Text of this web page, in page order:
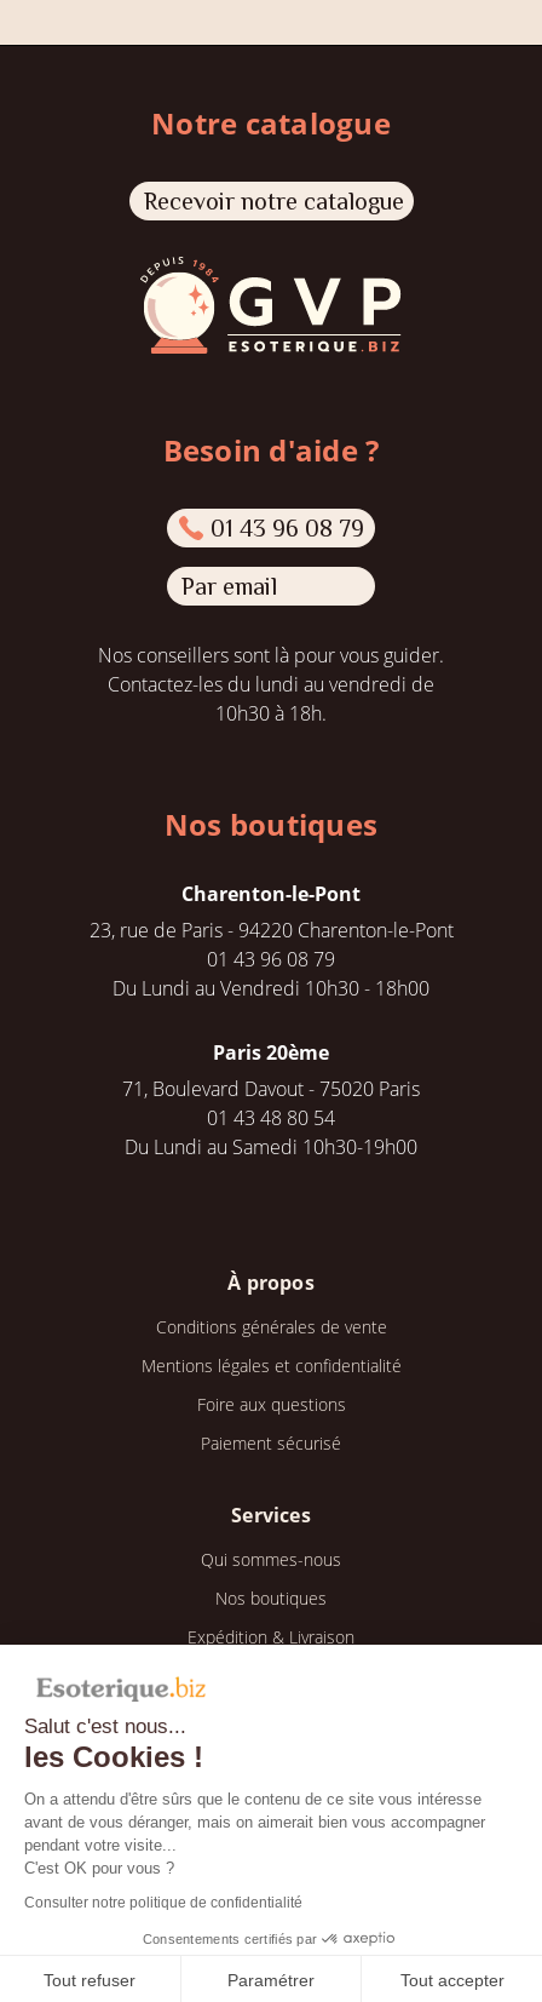
Salut c'est nous...
les Cookies !
On a attendu d'être sûrs que le contenu de ce site vous intéresse
avant de vous déranger, mais on aimerait bien vous accompagner
pendant votre visite...
C'est OK pour vous ?
Consulter notre politique de confidentialité
Consentements certifiés par
Tout refuser Paramétrer Tout accepter
Notre catalogue
Recevoir notre catalogue
Besoin d'aide ?
01 43 96 08 79
Par email
Nos conseillers sont là pour vous guider.
Contactez-les du lundi au vendredi de
10h30 à 18h.
Nos boutiques
Charenton-le-Pont
23, rue de Paris - 94220 Charenton-le-Pont
01 43 96 08 79
Du Lundi au Vendredi 10h30 - 18h00
Paris 20ème
71, Boulevard Davout - 75020 Paris
01 43 48 80 54
Du Lundi au Samedi 10h30-19h00
À propos
Conditions générales de vente
Mentions légales et confidentialité
Foire aux questions
Paiement sécurisé
Services
Qui sommes-nous
Nos boutiques
Expédition & Livraison
Retour & Remboursement
Mon compte
Mes informations
Blog
Bientôt disponible !